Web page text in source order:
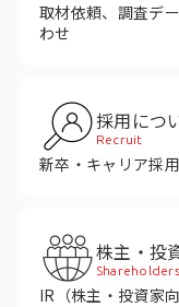
戦略設計に関す
施策実行に関する
モニタリング／
事例紹介
取材依頼、調査デ
わせ
採用につ
Recruit
新卒・キャリア採
株主・投
IR（株主・投資家